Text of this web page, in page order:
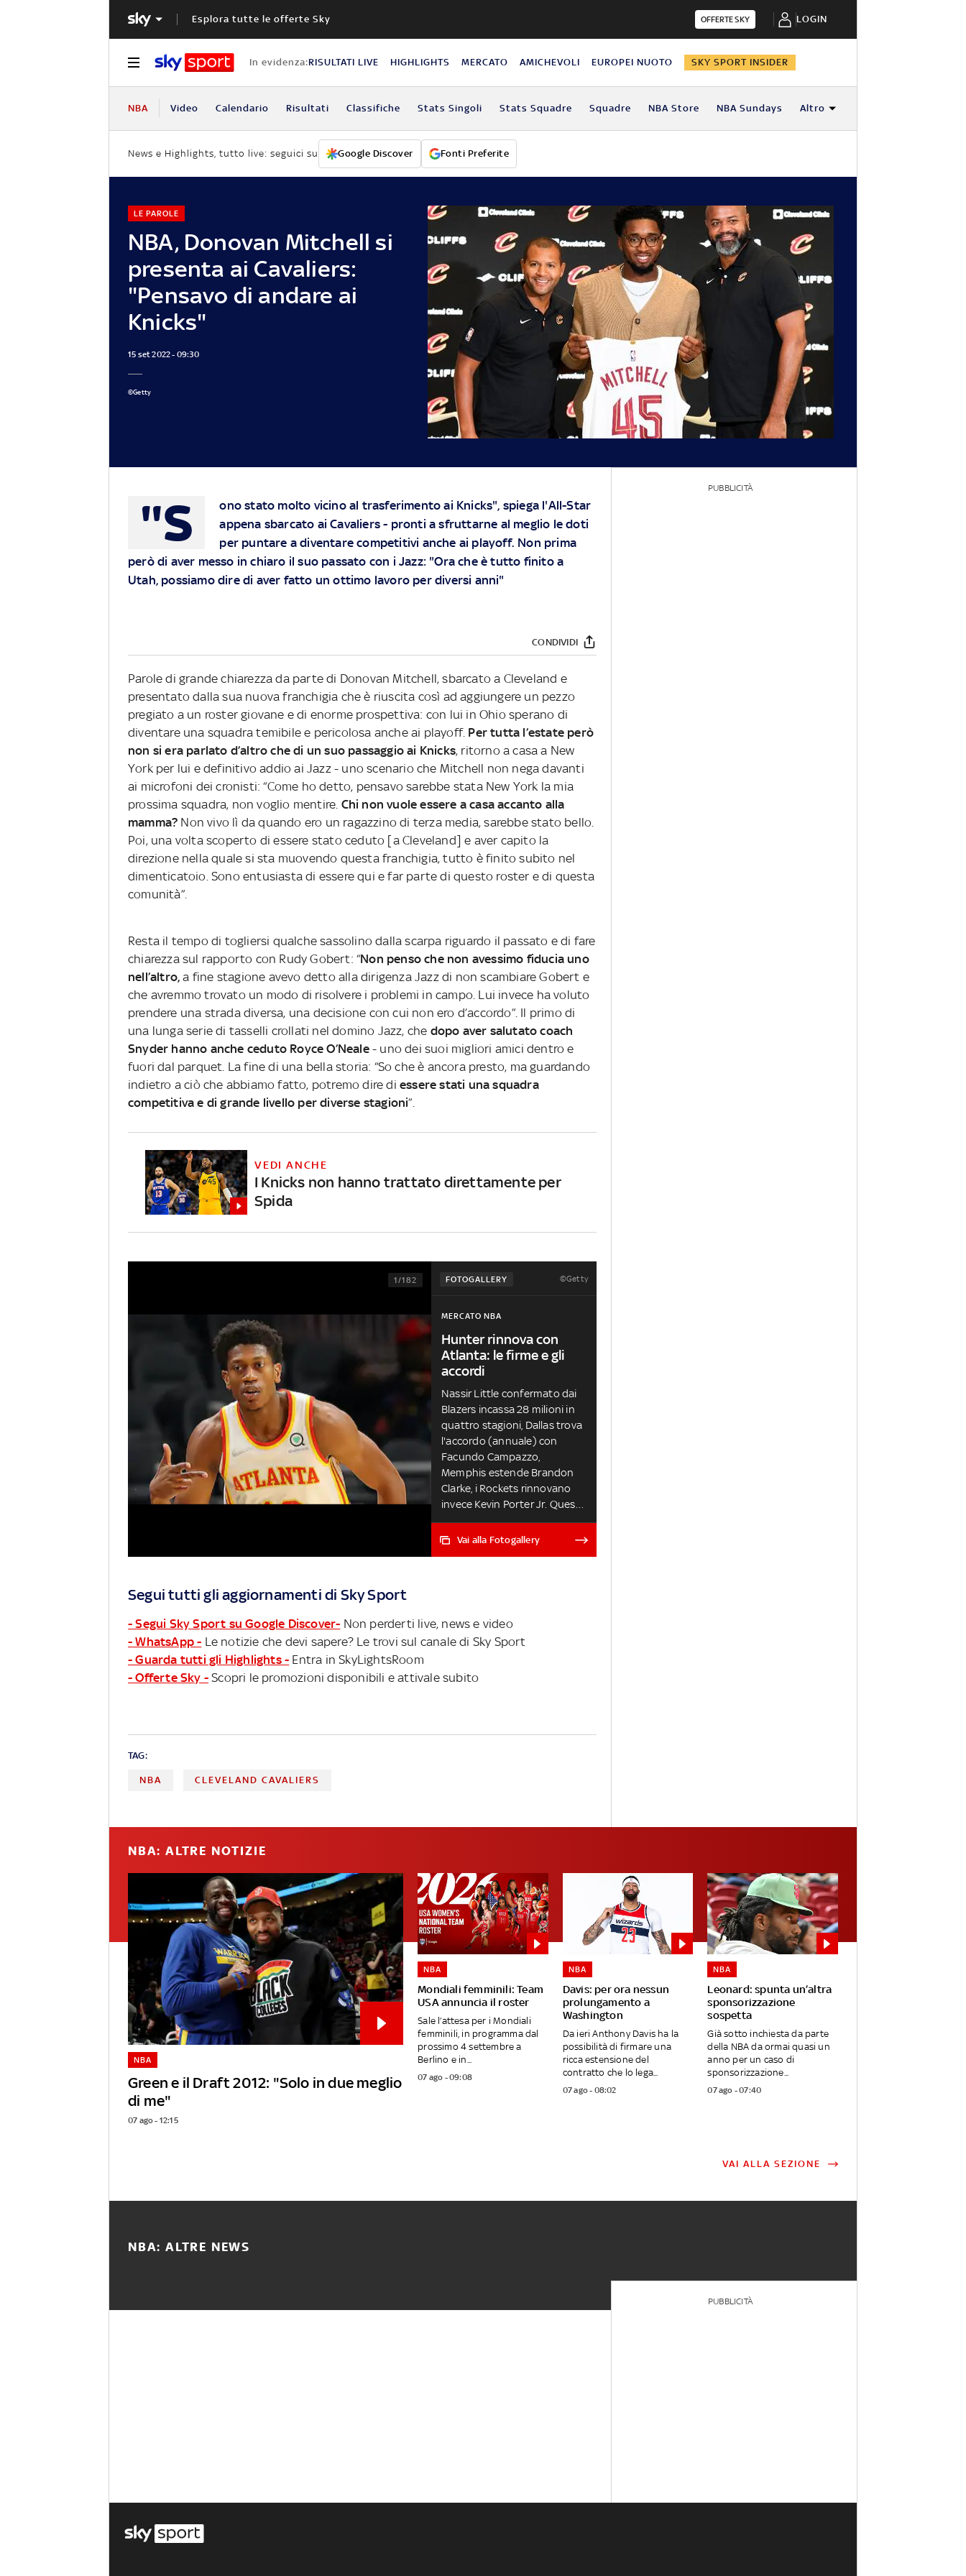
Esplora tutte le offerte Sky OFFERTE SKY LOGIN
In evidenza:RISULTATI LIVE HIGHLIGHTS MERCATO AMICHEVOLI EUROPEI NUOTO SKY SPORT INSIDER
NBA Video Calendario Risultati Classifiche Stats Singoli Stats Squadre Squadre NBA Store NBA Sundays Altro
News e Highlights, tutto live: seguici su Google Discover Fonti Preferite
NBA, Donovan Mitchell si
presenta ai Cavaliers:
"Pensavo di andare ai
Knicks"
LE PAROLE
15 set 2022 - 09:30
©Getty
"S
ono stato molto vicino al trasferimento ai Knicks", spiega l'All-Star
appena sbarcato ai Cavaliers - pronti a sfruttarne al meglio le doti
per puntare a diventare competitivi anche ai playoff. Non prima
però di aver messo in chiaro il suo passato con i Jazz: "Ora che è tutto finito a
Utah, possiamo dire di aver fatto un ottimo lavoro per diversi anni"
CONDIVIDI
Parole di grande chiarezza da parte di Donovan Mitchell, sbarcato a Cleveland e
presentato dalla sua nuova franchigia che è riuscita così ad aggiungere un pezzo
pregiato a un roster giovane e di enorme prospettiva: con lui in Ohio sperano di
diventare una squadra temibile e pericolosa anche ai playoff. Per tutta l’estate però
non si era parlato d’altro che di un suo passaggio ai Knicks, ritorno a casa a New
York per lui e definitivo addio ai Jazz - uno scenario che Mitchell non nega davanti
ai microfoni dei cronisti: “Come ho detto, pensavo sarebbe stata New York la mia
prossima squadra, non voglio mentire. Chi non vuole essere a casa accanto alla
mamma? Non vivo lì da quando ero un ragazzino di terza media, sarebbe stato bello.
Poi, una volta scoperto di essere stato ceduto [a Cleveland] e aver capito la
direzione nella quale si sta muovendo questa franchigia, tutto è finito subito nel
dimenticatoio. Sono entusiasta di essere qui e far parte di questo roster e di questa
comunità”.
Resta il tempo di togliersi qualche sassolino dalla scarpa riguardo il passato e di fare
chiarezza sul rapporto con Rudy Gobert: “Non penso che non avessimo fiducia uno
nell’altro, a fine stagione avevo detto alla dirigenza Jazz di non scambiare Gobert e
che avremmo trovato un modo di risolvere i problemi in campo. Lui invece ha voluto
prendere una strada diversa, una decisione con cui non ero d’accordo”. Il primo di
una lunga serie di tasselli crollati nel domino Jazz, che dopo aver salutato coach
Snyder hanno anche ceduto Royce O’Neale- uno dei suoi migliori amici dentro e
fuori dal parquet. La fine di una bella storia: “So che è ancora presto, ma guardando
indietro a ciò che abbiamo fatto, potremo dire di essere stati una squadra
competitiva e di grande livello per diverse stagioni”.
VEDI ANCHE
I Knicks non hanno trattato direttamente per
Spida
FOTOGALLERY ©Getty
1/182
MERCATO NBA
Hunter rinnova con
Atlanta: le firme e gli
accordi
Nassir Little confermato dai
Blazers incassa 28 milioni in
quattro stagioni, Dallas trova
l'accordo (annuale) con
Facundo Campazzo,
Memphis estende Brandon
Clarke, i Rockets rinnovano
invece Kevin Porter Jr. Questi
sono soltanto gli ultimi
contratti di una lunga lista di
Vai alla Fotogallery
Segui tutti gli aggiornamenti di Sky Sport
- Segui Sky Sport su Google Discover- Non perderti live, news e video
- WhatsApp - Le notizie che devi sapere? Le trovi sul canale di Sky Sport
- Guarda tutti gli Highlights - Entra in SkyLightsRoom
- Offerte Sky - Scopri le promozioni disponibili e attivale subito
TAG:
NBA CLEVELAND CAVALIERS
PUBBLICITÀ
NBA: ALTRE NOTIZIE
Green e il Draft 2012: "Solo in due meglio
di me"
NBA
07 ago - 12:15
Mondiali femminili: Team
USA annuncia il roster
NBA
Sale l’attesa per i Mondiali
femminili, in programma dal
prossimo 4 settembre a
Berlino e in...
07 ago - 09:08
Davis: per ora nessun
prolungamento a
Washington
NBA
Da ieri Anthony Davis ha la
possibilità di firmare una
ricca estensione del
contratto che lo lega...
07 ago - 08:02
Leonard: spunta un’altra
sponsorizzazione
sospetta
NBA
Già sotto inchiesta da parte
della NBA da ormai quasi un
anno per un caso di
sponsorizzazione...
07 ago - 07:40
VAI ALLA SEZIONE
NBA: ALTRE NEWS
PUBBLICITÀ